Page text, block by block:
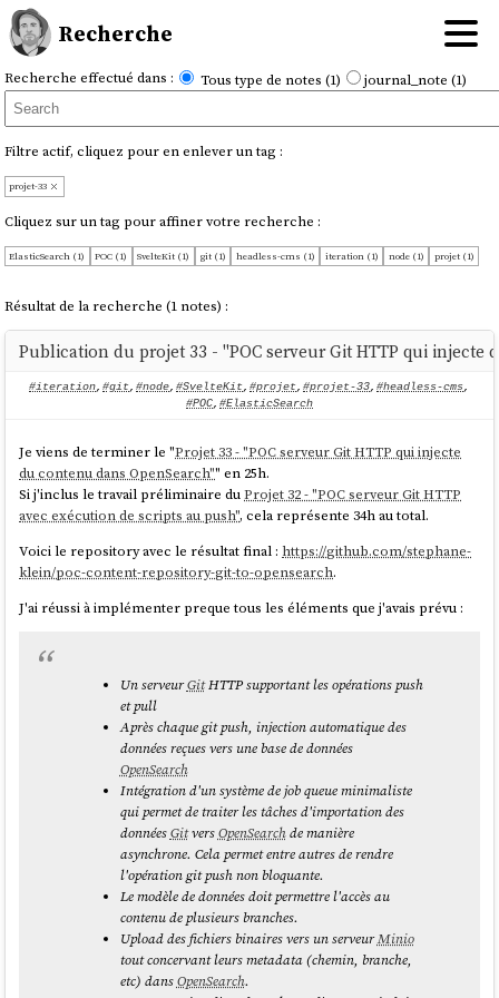
Recherche
Recherche effectué dans : Tous type de notes (1) journal_note (1)
Filtre actif, cliquez pour en enlever un tag :
projet-33
Cliquez sur un tag pour affiner votre recherche :
ElasticSearch (1) POC (1) SvelteKit (1) git (1) headless-cms (1) iteration (1) node (1) projet (1)
Résultat de la recherche (1 notes) :
Publication du projet 33 - "POC serveur Git HTTP qui injecte
#iteration, #git, #node, #SvelteKit, #projet, #projet-33, #headless-cms,
#POC, #ElasticSearch
Je viens de terminer le "Projet 33 - "POC serveur Git HTTP qui injecte
du contenu dans OpenSearch"" en 25h.
Si j'inclus le travail préliminaire duProjet 32 - "POC serveur Git HTTP
avec exécution de scripts au push", cela représente 34h au total.
Voici le repository avec le résultat final : https://github.com/stephane-
klein/poc-content-repository-git-to-opensearch.
J'ai réussi à implémenter preque tous les éléments que j'avais prévu :
Un serveurGitHTTP supportant les opérations push
et pull
Après chaquegit push, injection automatique des
données reçues vers une base de données
OpenSearch
Intégration d'un système de job queue minimaliste
qui permet de traiter les tâches d'importation des
donnéesGitversOpenSearchde manière
asynchrone. Cela permet entre autres de rendre
l'opérationgit pushnon bloquante.
Le modèle de données doit permettre l'accès au
contenu de plusieurs branches.
Upload des fichiers binaires vers un serveurMinio
tout concervant leurs metadata (chemin, branche,
etc) dansOpenSearch.